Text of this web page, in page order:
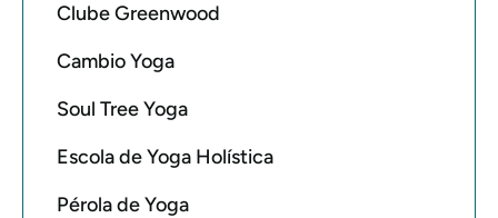
Clube Greenwood
Cambio Yoga
Soul Tree Yoga
Escola de Yoga Holística
Pérola de Yoga